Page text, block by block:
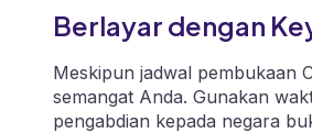
Berlayar dengan
Meskipun jadwal pembukaan
semangat Anda. Gunakan
pengabdian kepada negara